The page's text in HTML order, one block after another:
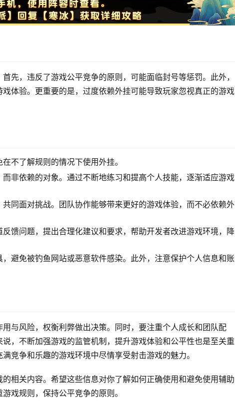
先，违反了游戏公平竞争的原则，可能面临封号等惩罚。此外，
体验。更重要的是，过度依赖外挂可能导致玩家忽视真正的游戏
不了解规则的情况下使用外挂。
非依赖的对象。通过不断地练习和提高个人技能，逐渐适应游戏
同面对挑战。团队协作能够带来更好的游戏体验，而不必依赖外
馈问题，提出合理化建议和要求，帮助开发者改进游戏环境，降
避免被钓鱼网站或恶意软件感染。此外，注意保护个人信息和账
与风险，权衡利弊做出决策。同时，要注重个人成长和团队配
，不断加强游戏的监管机制，提升游戏体验和公平性也是至关重
竞争和乐趣的游戏环境中尽情享受射击游戏的魅力。
相关内容。希望这些信息对你了解如何正确使用和避免使用辅助
戏规则，保持公平竞争的原则。